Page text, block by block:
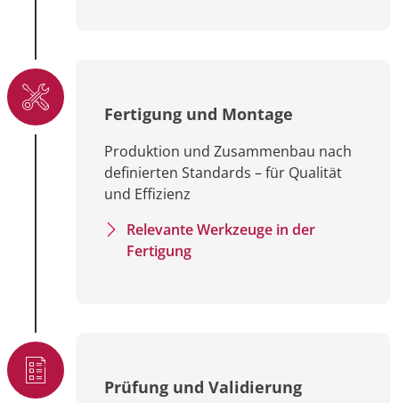
Fertigung und Montage
Produktion und Zusammenbau nach
definierten Standards – für Qualität
und Effizienz
Relevante Werkzeuge in der
Fertigung
Prüfung und Validierung